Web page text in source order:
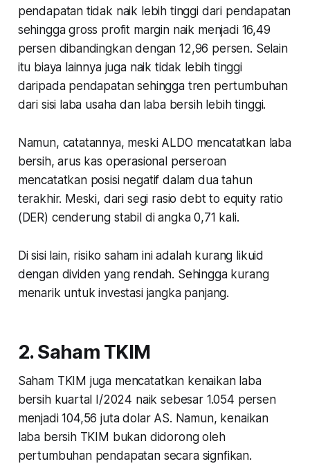
pendapatan tidak naik lebih tinggi dari pendapatan
sehingga gross profit margin naik menjadi 16,49
persen dibandingkan dengan 12,96 persen. Selain
itu biaya lainnya juga naik tidak lebih tinggi
daripada pendapatan sehingga tren pertumbuhan
dari sisi laba usaha dan laba bersih lebih tinggi.
Namun, catatannya, meski ALDO mencatatkan laba
bersih, arus kas operasional perseroan
mencatatkan posisi negatif dalam dua tahun
terakhir. Meski, dari segi rasio debt to equity ratio
(DER) cenderung stabil di angka 0,71 kali.
Di sisi lain, risiko saham ini adalah kurang likuid
dengan dividen yang rendah. Sehingga kurang
menarik untuk investasi jangka panjang.
2. Saham TKIM
Saham TKIM juga mencatatkan kenaikan laba
bersih kuartal I/2024 naik sebesar 1.054 persen
menjadi 104,56 juta dolar AS. Namun, kenaikan
laba bersih TKIM bukan didorong oleh
pertumbuhan pendapatan secara signfikan.